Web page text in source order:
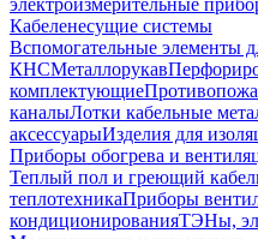
электроизмерительные
Кабеленесущие системы
Вспомогательные элементы
КНСМеталлорукав
комплектующие
каналыЛотки кабельные
аксессуарыИзделия для
Приборы обогрева и
Теплый пол и греющий
теплотехникаПриборы
кондиционированияТЭНы,